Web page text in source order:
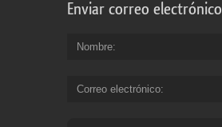
Enviar correo electrónico
Nombre
Correo electrónico